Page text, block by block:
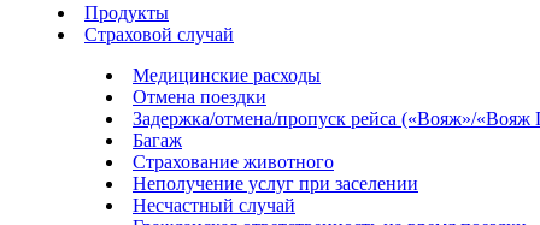
Продукты
Страховой случай
Медицинские расходы
Отмена поездки
Задержка/отмена/пропуск рейса («Вояж»/
Багаж
Страхование животного
Неполучение услуг при заселении
Несчастный случай